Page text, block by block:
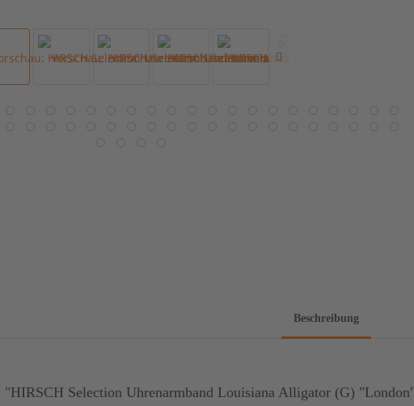
Beschreibung
"HIRSCH Selection Uhrenarmband Louisiana Alligator (G)